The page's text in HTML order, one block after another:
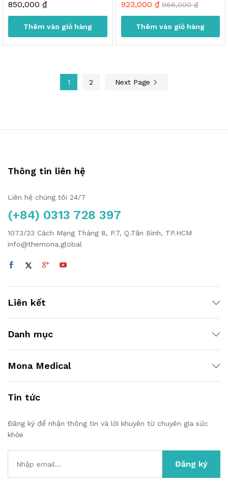
850,000 ₫
Thêm vào giỏ hàng
923,000 ₫ 966,000₫
Thêm vào giỏ hàng
1 2 Next Page
Thông tin liên hệ
Liên hệ chúng tôi 24/7
(+84) 0313 728 397
1073/23 Cách Mạng Tháng 8, P.7, Q.Tân Bình, TP.HCM
info@themona.global
Liên kết
Danh mục
Mona Medical
Tin tức
Đăng ký để nhận thông tin và lời khuyên từ chuyên gia sức
khỏe